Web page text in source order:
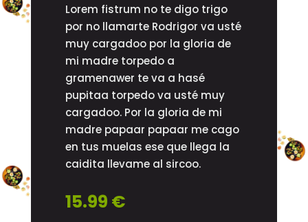
Lorem fistrum no te digo trigo
por no llamarte Rodrigor va usté
muy cargadoo por la gloria de
mi madre torpedo a
gramenawer te va a hasé
pupitaa torpedo va usté muy
cargadoo. Por la gloria de mi
madre papaar papaar me cago
en tus muelas ese que llega la
caidita llevame al sircoo.
15.99 €